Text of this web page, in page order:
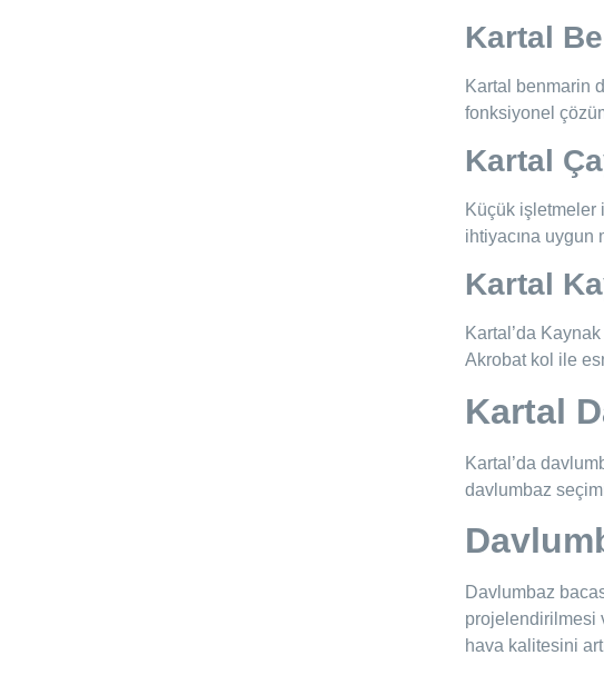
Kartal
Kartal benmarin
fonksiyonel
Kartal
Küçük işletmeler
ihtiyacına uygun
Kartal
Kartal’da
Akrobat kol ile
Kartal
Kartal’da
davlumbaz
Davlumbaz
projelendirilmesi
hava kalitesini